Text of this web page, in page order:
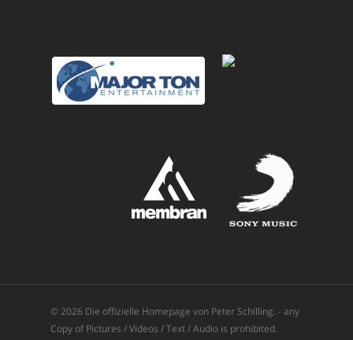
© 2026 Die offizielle Homepage von Peter Schilling. - any
Copy of Pictures / Videos / Text / Audio is prohibited.